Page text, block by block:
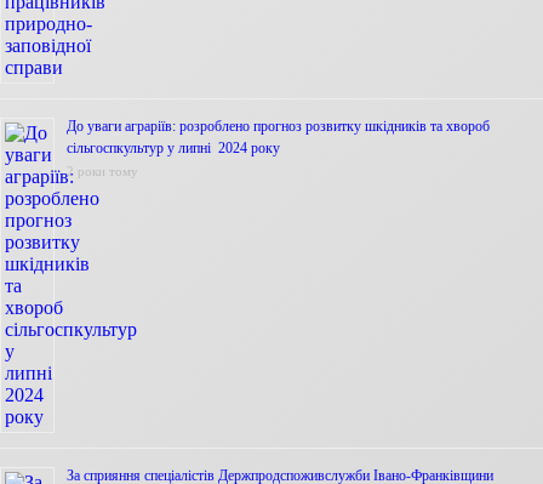
До уваги аграріїв: розроблено прогноз розвитку шкідників та хвороб
сільгоспкультур у липні 2024 року
2 роки тому
За сприяння спеціалістів Держпродспоживслужби Івано-Франківщини